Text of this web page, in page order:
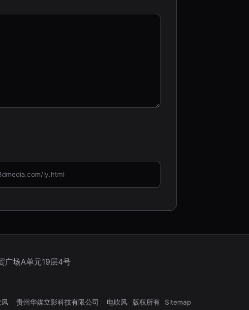
ly.html
广场A单元19层4号
风 贵州华媒立影科技有限公司 电吹风 版权所有 Sitemap